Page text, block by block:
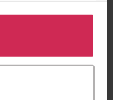
til å
kan også
ved å klikke
Utskudd